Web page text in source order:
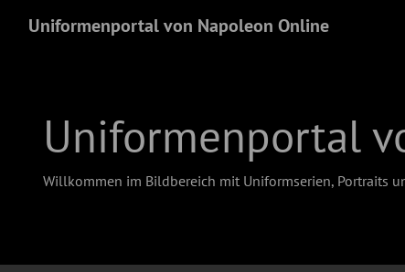
Uniformenportal von Napoleon Online
Uniformenportal
Willkommen im Bildbereich mit Uniformserien, Portraits